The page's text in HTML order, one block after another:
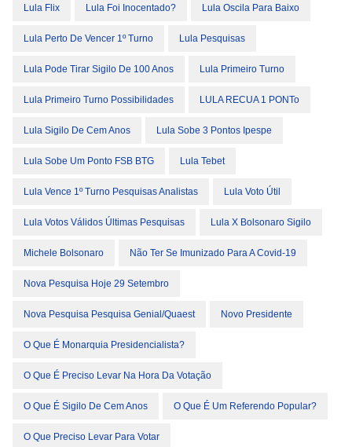
Lula Flix Lula Foi Inocentado? Lula Oscila Para Baixo
Lula Perto De Vencer 1º Turno Lula Pesquisas
Lula Pode Tirar Sigilo De 100 Anos Lula Primeiro Turno
Lula Primeiro Turno Possibilidades LULA RECUA 1 PONTo
Lula Sigilo De Cem Anos Lula Sobe 3 Pontos Ipespe
Lula Sobe Um Ponto FSB BTG Lula Tebet
Lula Vence 1º Turno Pesquisas Analistas Lula Voto Útil
Lula Votos Válidos Últimas Pesquisas Lula X Bolsonaro Sigilo
Michele Bolsonaro Não Ter Se Imunizado Para A Covid-19
Nova Pesquisa Hoje 29 Setembro
Nova Pesquisa Pesquisa Genial/Quaest Novo Presidente
O Que É Monarquia Presidencialista?
O Que É Preciso Levar Na Hora Da Votação
O Que É Sigilo De Cem Anos O Que É Um Referendo Popular?
O Que Preciso Levar Para Votar